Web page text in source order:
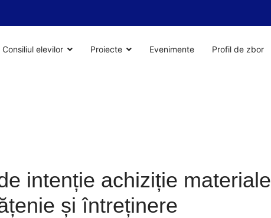
Consiliul elevilor Proiecte Evenimente Profil de zbor
intenție achiziție materiale
și întreținere